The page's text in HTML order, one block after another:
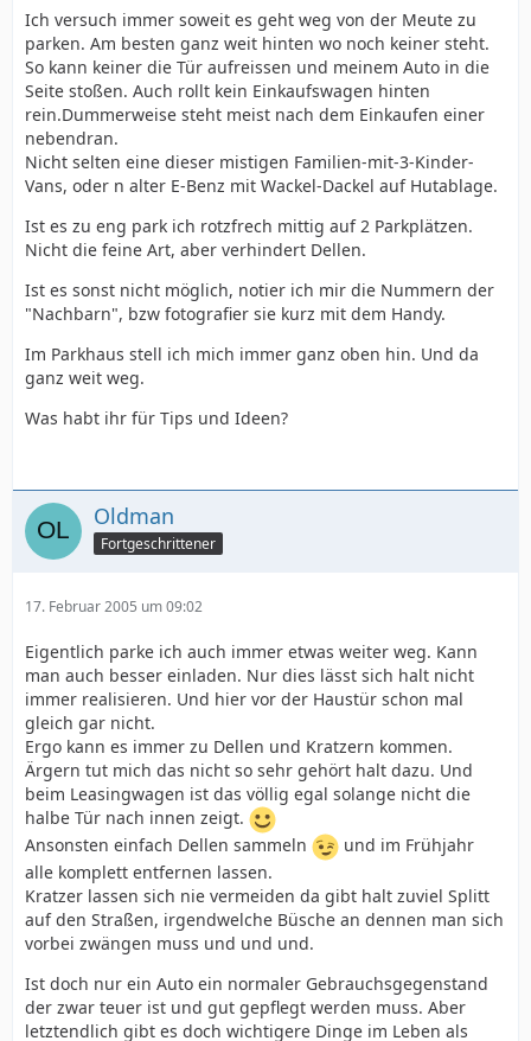
Ich versuch immer soweit es geht weg von der Meute zu
parken. Am besten ganz weit hinten wo noch keiner steht.
So kann keiner die Tür aufreissen und meinem Auto in die
Seite stoßen. Auch rollt kein Einkaufswagen hinten
rein.Dummerweise steht meist nach dem Einkaufen einer
nebendran.
Nicht selten eine dieser mistigen Familien-mit-3-Kinder-
Vans, oder n alter E-Benz mit Wackel-Dackel auf Hutablage.
Ist es zu eng park ich rotzfrech mittig auf 2 Parkplätzen.
Nicht die feine Art, aber verhindert Dellen.
Ist es sonst nicht möglich, notier ich mir die Nummern der
"Nachbarn", bzw fotografier sie kurz mit dem Handy.
Im Parkhaus stell ich mich immer ganz oben hin. Und da
ganz weit weg.
Was habt ihr für Tips und Ideen?
Oldman
Fortgeschrittener
17. Februar 2005 um 09:02
Eigentlich parke ich auch immer etwas weiter weg. Kann
man auch besser einladen. Nur dies lässt sich halt nicht
immer realisieren. Und hier vor der Haustür schon mal
gleich gar nicht.
Ergo kann es immer zu Dellen und Kratzern kommen.
Ärgern tut mich das nicht so sehr gehört halt dazu. Und
beim Leasingwagen ist das völlig egal solange nicht die
halbe Tür nach innen zeigt.
Ansonsten einfach Dellen sammeln
und im Frühjahr
alle komplett entfernen lassen.
Kratzer lassen sich nie vermeiden da gibt halt zuviel Splitt
auf den Straßen, irgendwelche Büsche an dennen man sich
vorbei zwängen muss und und und.
Ist doch nur ein Auto ein normaler Gebrauchsgegenstand
der zwar teuer ist und gut gepflegt werden muss. Aber
letztendlich gibt es doch wichtigere Dinge im Leben als